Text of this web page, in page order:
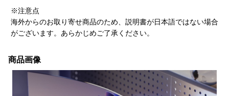
※注意点
海外からのお取り寄せ商品のため、説明書が日本語ではない場合
がございます。あらかじめご了承ください。
商品画像